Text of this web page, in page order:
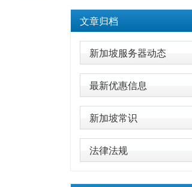
文章归档
新加坡服务器动态
最新优惠信息
新加坡常识
法律法规